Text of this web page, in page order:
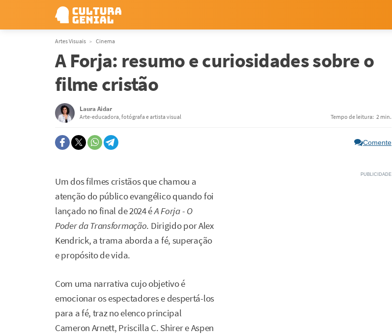
Artes Visuais Cinema
A Forja: resumo e curiosidades sobre o
filme cristão
Laura Aidar
Arte-educadora, fotógrafa e artista visual Tempo de leitura: 2 min.
Comente
Um dos filmes cristãos que chamou a
atenção do público evangélico quando foi
lançado no final de 2024 éA Forja - O
Poder da Transformação. Dirigido por Alex
Kendrick, a trama aborda a fé, superação
e propósito de vida.
Com uma narrativa cujo objetivo é
emocionar os espectadores e despertá-los
para a fé, traz no elenco principal
Cameron Arnett, Priscilla C. Shirer e Aspen